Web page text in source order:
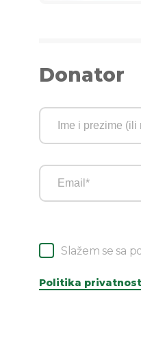
Donator
Slažem se sa
Politika